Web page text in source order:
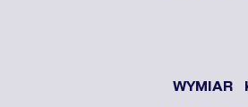
WYMIAR